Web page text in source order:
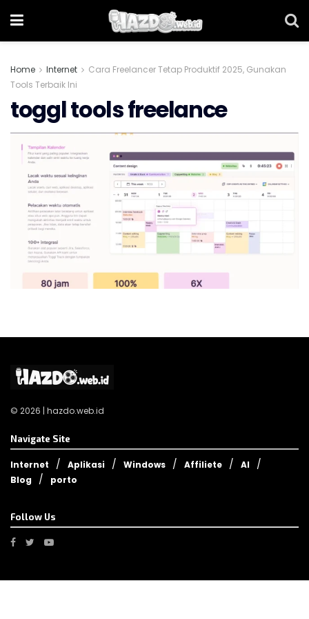
Home Internet
Cara Freelancer Tetap Produktif 2025, Gunakan
Tools Terbaik Ini
toggl tools freelance
© 2026 | hazdo.web.id
Navigate Site
Internet Aplikasi Windows Affiliete
AI
Blog
porto
Follow Us